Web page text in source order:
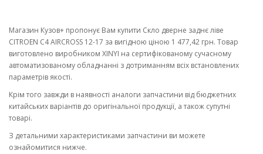
Магазин Кузов+ пропонує Вам купити Скло дверне заднє ліве
CITROEN C4 AIRCROSS 12-17 за вигідною ціною 1 477,42 грн. Товар
виготовлено виробником XINYI на сертифікованому сучасному
автоматизованому обладнанні з дотриманням всіх встановлених
параметрів якості.
Крім того завжди в наявності аналоги запчастини від бюджетних
китайських варіантів до оригінальної продукції, а також супутні
товарі.
З детальними характеристиками запчастини ви можете
ознайомитися нижче.